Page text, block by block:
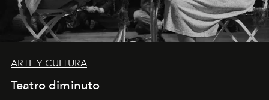
ARTE Y CULTURA
Teatro diminuto